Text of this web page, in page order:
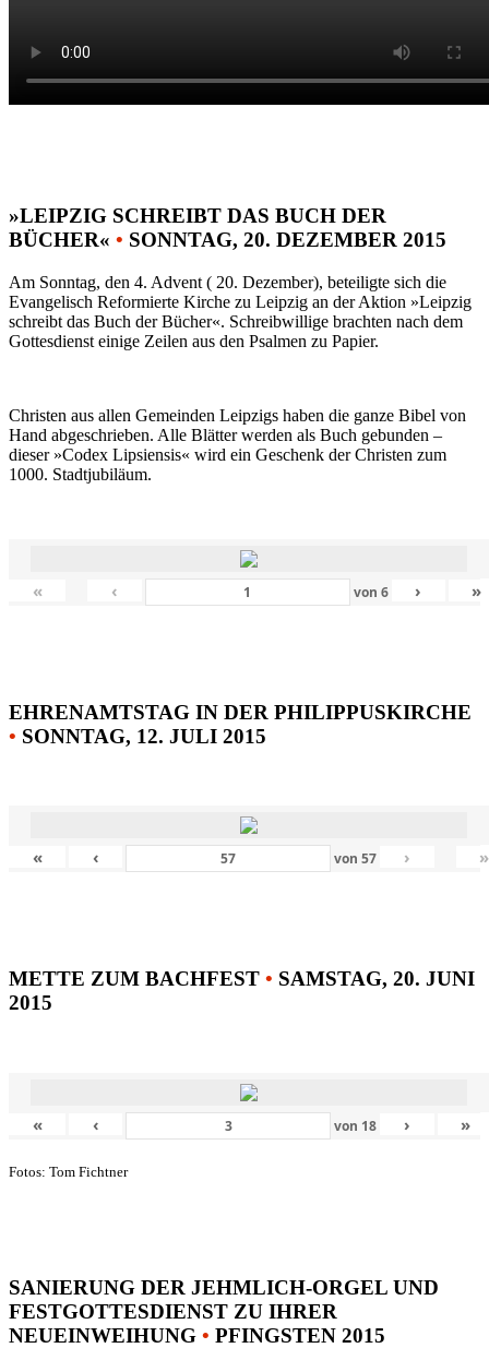
»LEIPZIG SCHREIBT DAS BUCH DER
BÜCHER« • SONNTAG, 20. DEZEMBER 2015
Am Sonntag, den 4. Advent ( 20. Dezember), beteiligte sich die
Evangelisch Reformierte Kirche zu Leipzig an der Aktion »Leipzig
schreibt das Buch der Bücher«. Schreibwillige brachten nach dem
Gottesdienst einige Zeilen aus den Psalmen zu Papier.
Christen aus allen Gemeinden Leipzigs haben die ganze Bibel von
Hand abgeschrieben. Alle Blätter werden als Buch gebunden –
dieser »Codex Lipsiensis« wird ein Geschenk der Christen zum
1000. Stadtjubiläum.
« ‹ von 6 › »
EHRENAMTSTAG IN DER PHILIPPUSKIRCHE
• SONNTAG, 12. JULI 2015
« ‹ von57 › »
METTE ZUM BACHFEST • SAMSTAG, 20. JUNI
2015
« ‹ von 18 › »
Fotos: Tom Fichtner
SANIERUNG DER JEHMLICH-ORGEL UND
FESTGOTTESDIENST ZU IHRER
NEUEINWEIHUNG • PFINGSTEN 2015